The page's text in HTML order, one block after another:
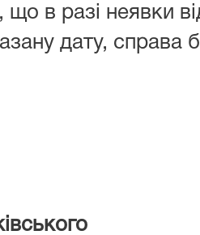
в разі неявки
дату, справа